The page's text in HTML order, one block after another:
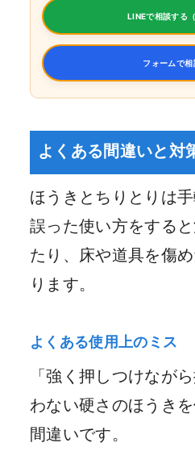
LINEで相談する
フォームで相
よくある間違いと対
ほうきとちりとりは手
誤った使い方をする
たり、床や道具を傷
ります。
よくある使用上のミス
「強く押しつけなが
わない硬さのほうき
間違いです。